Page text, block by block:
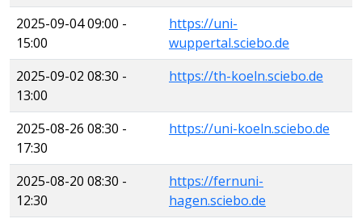
2025-09-04 09:00 -
15:00
https://uni-
wuppertal.sciebo.de
2025-09-02 08:30 -
13:00
https://th-koeln.sciebo.de
2025-08-26 08:30 -
17:30
https://uni-koeln.sciebo.de
2025-08-20 08:30 -
12:30
https://fernuni-
hagen.sciebo.de